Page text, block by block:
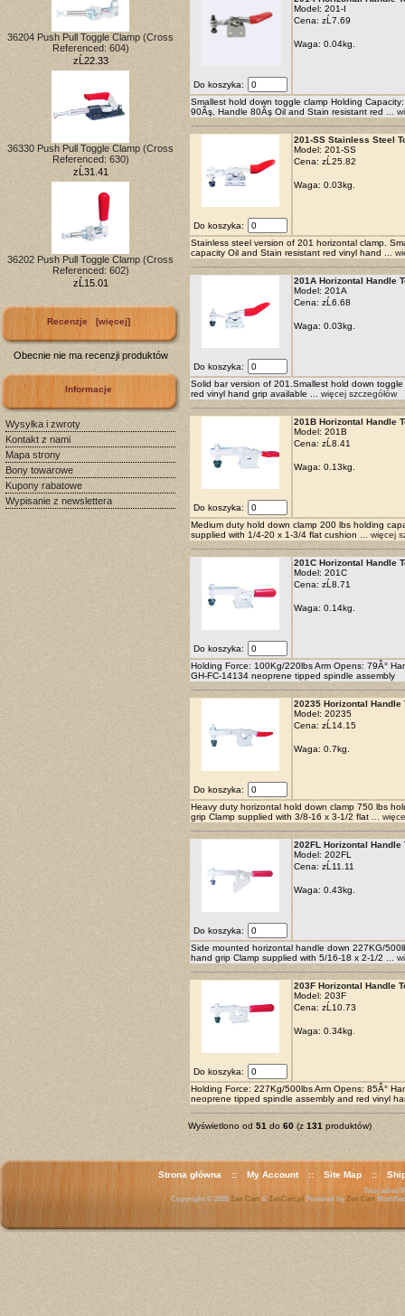
36204 Push Pull Toggle Clamp (Cross
Referenced: 604)
zĹ22.33
36330 Push Pull Toggle Clamp (Cross
Referenced: 630)
zĹ31.41
36202 Push Pull Toggle Clamp (Cross
Referenced: 602)
zĹ15.01
Recenzje [więcej]
Obecnie nie ma recenzji produktów
Informacje
Wysyłka i zwroty
Kontakt z nami
Mapa strony
Bony towarowe
Kupony rabatowe
Wypisanie z newslettera
Do koszyka:
Model: 201-I
Cena: zĹ7.69
Waga: 0.04kg.
Smallest hold down toggle clamp Holding
90Âş, Handle 80Âş Oil and Stain resistant red ...
Do koszyka:
201-SS Stainless Steel
Model: 201-SS
Cena: zĹ25.82
Waga: 0.03kg.
Stainless steel version of 201 horizontal clamp.
capacity Oil and Stain resistant red vinyl hand ...
Do koszyka:
201A Horizontal Handle
Model: 201A
Cena: zĹ6.68
Waga: 0.03kg.
Solid bar version of 201.Smallest hold down
red vinyl hand grip available ... więcej szczegółów
Do koszyka:
201B Horizontal Handle
Model: 201B
Cena: zĹ8.41
Waga: 0.13kg.
Medium duty hold down clamp 200 lbs holding
supplied with 1/4-20 x 1-3/4 flat cushion ... więcej
Do koszyka:
201C Horizontal Handle
Model: 201C
Cena: zĹ8.71
Waga: 0.14kg.
Holding Force: 100Kg/220lbs Arm Opens: 79Â°
GH-FC-14134 neoprene tipped spindle assembly
Do koszyka:
20235 Horizontal Handle
Model: 20235
Cena: zĹ14.15
Waga: 0.7kg.
Heavy duty horizontal hold down clamp 750 lbs
grip Clamp supplied with 3/8-16 x 3-1/2 flat ...
Do koszyka:
202FL Horizontal Handle
Model: 202FL
Cena: zĹ11.11
Waga: 0.43kg.
Side mounted horizontal handle down 227KG/
hand grip Clamp supplied with 5/16-18 x 2-1/2 ...
Do koszyka:
203F Horizontal Handle
Model: 203F
Cena: zĹ10.73
Waga: 0.34kg.
Holding Force: 227Kg/500lbs Arm Opens: 85Â°
neoprene tipped spindle assembly and red vinyl
Wyświetlono od 51 do 60 (z 131 produktów)
Strona główna :: My Account :: Site Map ::
Twój adres
Copyright © 2026 Zen Cart& ZenCart.plPowered byZen Cart